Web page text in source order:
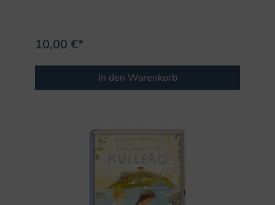
10,00 €*
In den Warenkorb